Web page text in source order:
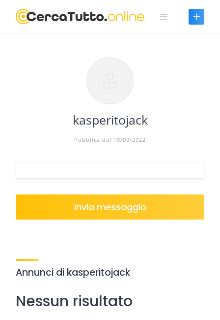
kasperitojack
Pubblica dal 19/09/2022
Invia messaggio
Annunci di kasperitojack
Nessun risultato